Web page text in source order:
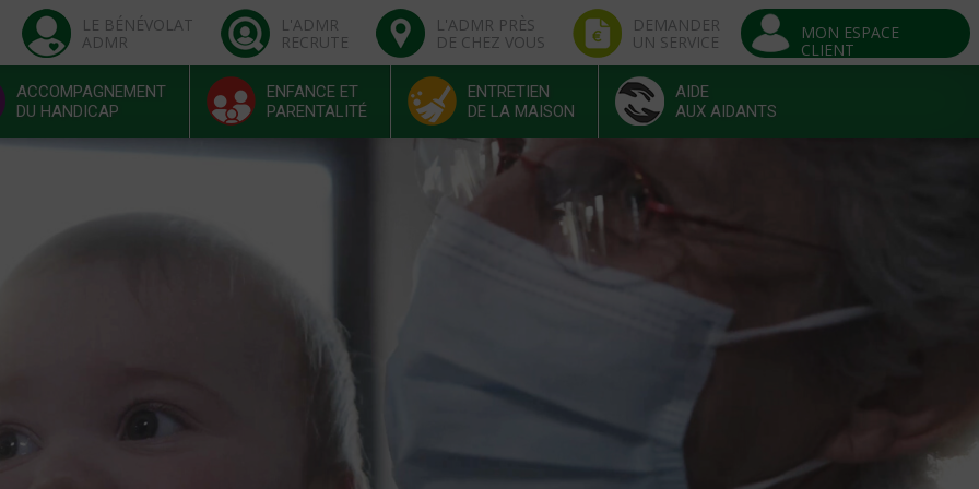
LE BÉNÉVOLAT
ADMR
L'ADMR
RECRUTE
L'ADMR PRÈS
DE CHEZ VOUS
DEMANDER
UN SERVICE
MON ESPACE
CLIENT
ACCOMPAGNEMENT
DU HANDICAP
ENFANCE ET
PARENTALITÉ
ENTRETIEN
DE LA MAISON
AIDE
AUX AIDANTS